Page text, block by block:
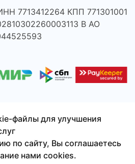
7713412264 КПП 771301001
В АО
компонентов для телефонов,
техники.
Сайт создан
файлы для улучшения
по сайту, Вы соглашаетесь
нами cookies.